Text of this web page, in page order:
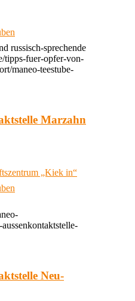
russisch-sprechende
tipps-fuer-opfer-von-
maneo-teestube-
Marzahn
„Kiek in“
Neu-